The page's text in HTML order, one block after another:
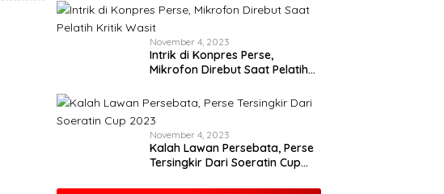
November 4, 2023
Intrik di Konpres Perse,
Mikrofon Direbut Saat Pelatih
November 4, 2023
Kalah Lawan Persebata, Perse
Tersingkir Dari Soeratin Cup